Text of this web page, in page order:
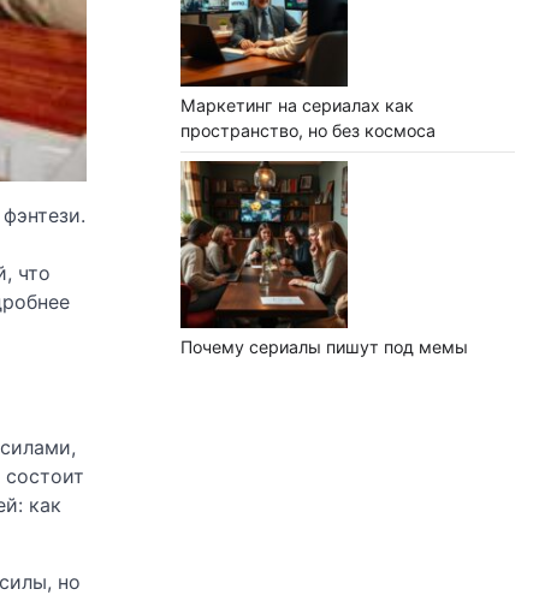
что
как
но
Маркетинг на сериалах как
пространство, но без космоса
Почему сериалы пишут под мемы